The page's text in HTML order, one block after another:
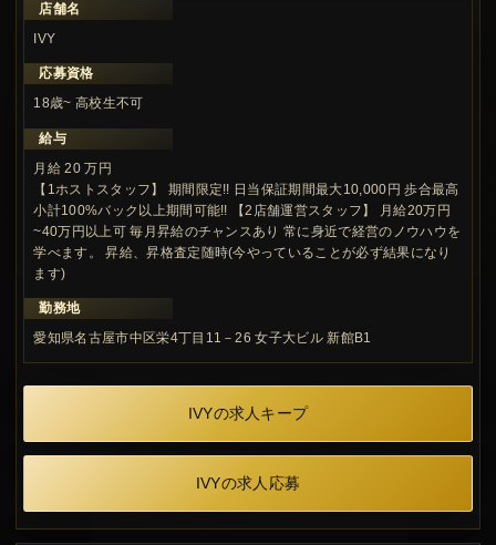
この求人の注目ポイント
店舗名
IVY
応募資格
18歳~ 高校生不可
給与
月給 20 万円
【1ホストスタッフ】 期間限定!! 日当保証期間最大10,000円 歩合最高
小計100%バック以上期間可能!! 【2店舗運営スタッフ】 月給20万円
~40万円以上可 毎月昇給のチャンスあり 常に身近で経営のノウハウを
学べます。 昇給、昇格査定随時(今やっていることが必ず結果になり
ます)
勤務地
愛知県名古屋市中区栄4丁目11－26 女子大ビル 新館B1
IVYの求人キープ
IVYの求人応募